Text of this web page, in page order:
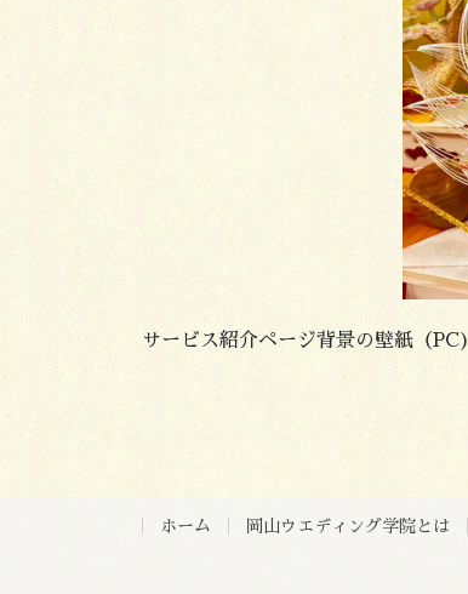
サービス紹介ページ背景の壁紙（PC)
ホーム 岡山ウエディング学院とは